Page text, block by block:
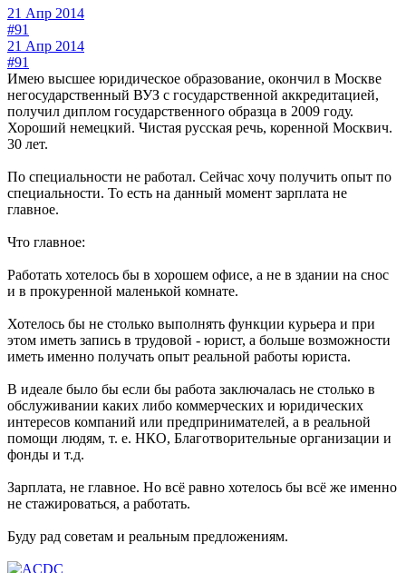
21 Апр 2014
#91
21 Апр 2014
#91
Имею высшее юридическое образование, окончил в Москве
негосударственный ВУЗ с государственной аккредитацией,
получил диплом государственного образца в 2009 году.
Хороший немецкий. Чистая русская речь, коренной Москвич.
30 лет.
По специальности не работал. Сейчас хочу получить опыт по
специальности. То есть на данный момент зарплата не
главное.
Что главное:
Работать хотелось бы в хорошем офисе, а не в здании на снос
и в прокуренной маленькой комнате.
Хотелось бы не столько выполнять функции курьера и при
этом иметь запись в трудовой - юрист, а больше возможности
иметь именно получать опыт реальной работы юриста.
В идеале было бы если бы работа заключалась не столько в
обслуживании каких либо коммерческих и юридических
интересов компаний или предпринимателей, а в реальной
помощи людям, т. е. НКО, Благотворительные организации и
фонды и т.д.
Зарплата, не главное. Но всё равно хотелось бы всё же именно
не стажироваться, а работать.
Буду рад советам и реальным предложениям.